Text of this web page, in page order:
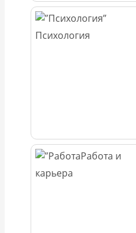
Психология
Работа и
карьера